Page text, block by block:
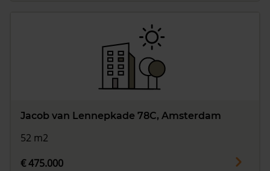
Jacob van Lennepkade 78C, Amsterdam
52 m2
€ 475.000